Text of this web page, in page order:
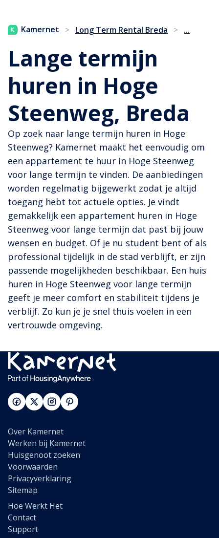
Kamernet > Long Term Rental Breda > ...
Lange termijn
huren in Hoge
Steenweg, Breda
Op zoek naar lange termijn huren in Hoge
Steenweg? Kamernet maakt het eenvoudig om
een appartement te huur in Hoge Steenweg
voor lange termijn te vinden. De aanbiedingen
worden regelmatig bijgewerkt zodat je altijd
toegang hebt tot actuele opties. Je vindt
gemakkelijk een appartement huren in Hoge
Steenweg voor lange termijn dat past bij jouw
wensen en budget. Of je nu student bent of als
professional tijdelijk in de stad verblijft, er zijn
passende mogelijkheden beschikbaar. Een huis
huren in Hoge Steenweg voor lange termijn
geeft je meer comfort en stabiliteit tijdens je
verblijf. Zo kun je je snel thuis voelen in een
vertrouwde omgeving.
Over Kamernet
Werken bij Kamernet
Huisgenoot zoeken
Voorwaarden
Privacyverklaring
Sitemap
Hoe Werkt Het
Contact
Support